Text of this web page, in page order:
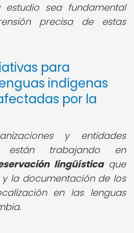
sea fundamental
precisa de estas
para
indígenas
por la
y entidades
están trabajando en
lingüísticaque
la documentación de los
en las lenguas